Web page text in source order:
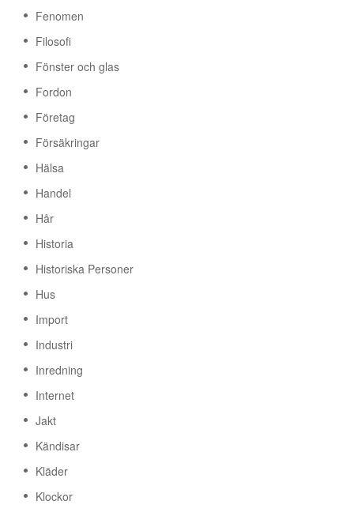
Fenomen
Filosofi
Fönster och glas
Fordon
Företag
Försäkringar
Hälsa
Handel
Hår
Historia
Historiska Personer
Hus
Import
Industri
Inredning
Internet
Jakt
Kändisar
Kläder
Klockor